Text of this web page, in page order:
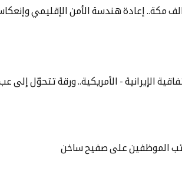
مكة.. إعادة هندسة الأمن الإقليمي
الإيرانية - الأمريكية.. ورقة تتحوّل إلى
الموظفين على صفيح ساخن